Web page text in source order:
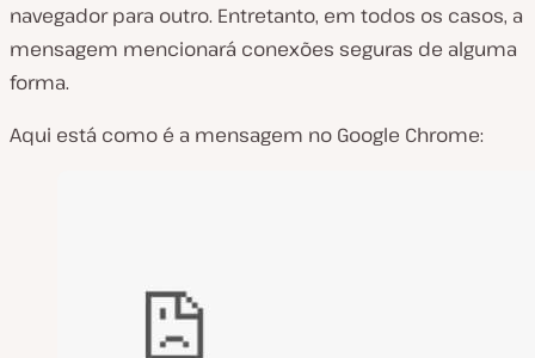
navegador para outro. Entretanto, em todos os casos, a
mensagem mencionará conexões seguras de alguma
forma.
Aqui está como é a mensagem no Google Chrome: